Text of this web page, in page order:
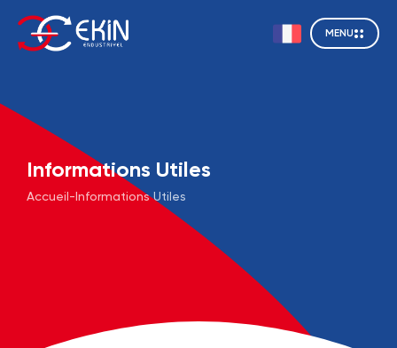
MENU
Informations Utiles
Accueil - Informations Utiles